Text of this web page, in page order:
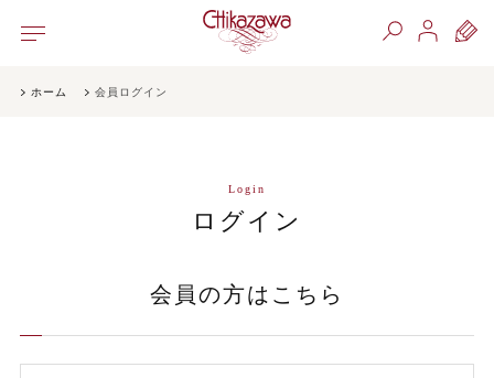
ホーム 会員ログイン
Login
ログイン
会員の方はこちら